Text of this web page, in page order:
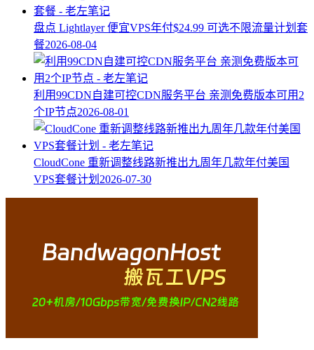
盘点 Lightlayer 便宜VPS年付$24.99 可选不限流量计划套
餐2026-08-04
利用99CDN自建可控CDN服务平台 亲测免费版本可用2
个IP节点2026-08-01
CloudCone 重新调整线路新推出九周年几款年付美国
VPS套餐计划 2026-07-30